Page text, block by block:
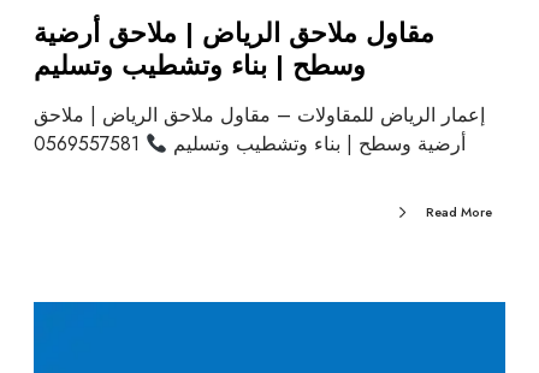
مقاول ملاحق الرياض | ملاحق أرضية
وسطح | بناء وتشطيب وتسليم
إعمار الرياض للمقاولات – مقاول ملاحق الرياض | ملاحق
أرضية وسطح | بناء وتشطيب وتسليم
Read More